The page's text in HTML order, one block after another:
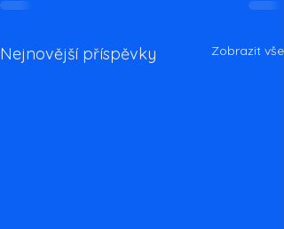
Nejnovější příspěvky Zobrazit vše